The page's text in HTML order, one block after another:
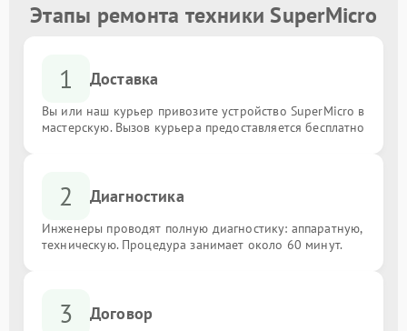
Этапы ремонта техники SuperMicro
1 Доставка
Вы или наш курьер привозите устройство SuperMicro в
мастерскую. Вызов курьера предоставляется бесплатно
2 Диагностика
Инженеры проводят полную диагностику: аппаратную,
техническую. Процедура занимает около 60 минут.
3 Договор